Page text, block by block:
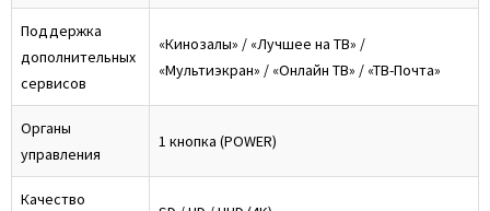
Поддержка
дополнительных
сервисов
«Кинозалы» / «Лучшее на ТВ» /
«Мультиэкран» / «Онлайн ТВ» / «ТВ-Почта»
Органы
управления
1 кнопка (POWER)
Качество